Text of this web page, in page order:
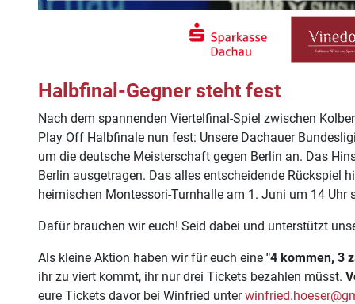
Halbfinal-Gegner steht fest
Nach dem spannenden Viertelfinal-Spiel zwischen
Play Off Halbfinale nun fest: Unsere Dachauer
um die deutsche Meisterschaft gegen Berlin an. Das
Berlin ausgetragen. Das alles entscheidende Rückspiel
heimischen Montessori-Turnhalle am 1. Juni um 14 Uhr
Dafür brauchen wir euch! Seid dabei und unterstützt
Als kleine Aktion haben wir für euch eine "4 kommen, 3
ihr zu viert kommt, ihr nur drei Tickets bezahlen müsst.
eure Tickets davor bei Winfried unter